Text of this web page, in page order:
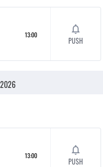
13:00
PUSH
13:00
PUSH